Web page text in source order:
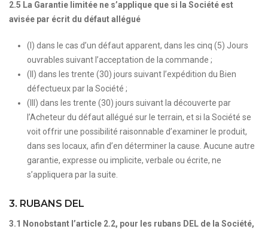
2.5 La Garantie limitée ne s’applique que si la Société est
avisée par écrit du défaut allégué
(I) dans le cas d’un défaut apparent, dans les cinq (5) Jours
ouvrables suivant l’acceptation de la commande ;
(II) dans les trente (30) jours suivant l’expédition du Bien
défectueux par la Société ;
(III) dans les trente (30) jours suivant la découverte par
l’Acheteur du défaut allégué sur le terrain, et si la Société se
voit offrir une possibilité raisonnable d’examiner le produit,
dans ses locaux, afin d’en déterminer la cause. Aucune autre
garantie, expresse ou implicite, verbale ou écrite, ne
s’appliquera par la suite.
3. RUBANS DEL
3.1 Nonobstant l’article 2.2, pour les rubans DEL de la Société,